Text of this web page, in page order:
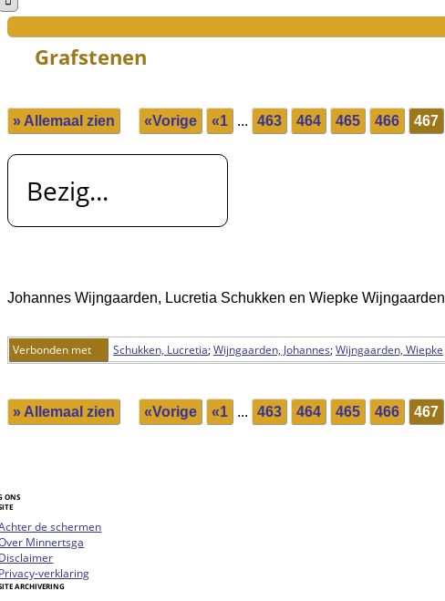
Grafstenen
» Allemaal zien «Vorige «1 ... 463 464 465 466 467
Bezig...
Johannes Wijngaarden, Lucretia Schukken en Wiepke Wijngaarden
Verbonden met Schukken, Lucretia;Wijngaarden, Johannes;Wijngaarden, Wiepke
» Allemaal zien «Vorige «1 ... 463 464 465 466 467
ONS
de schermen
Minnertsga
verklaring
ARCHIVERING